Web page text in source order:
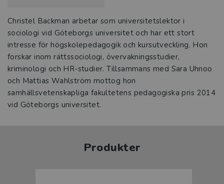
Christel Backman arbetar som universitetslektor i
sociologi vid Göteborgs universitet och har ett stort
intresse för högskolepedagogik och kursutveckling. Hon
forskar inom rättssociologi, övervakningsstudier,
kriminologi och HR-studier. Tillsammans med Sara Uhnoo
och Mattias Wahlström mottog hon
samhällsvetenskapliga fakultetens pedagogiska pris 2014
vid Göteborgs universitet.
Produkter